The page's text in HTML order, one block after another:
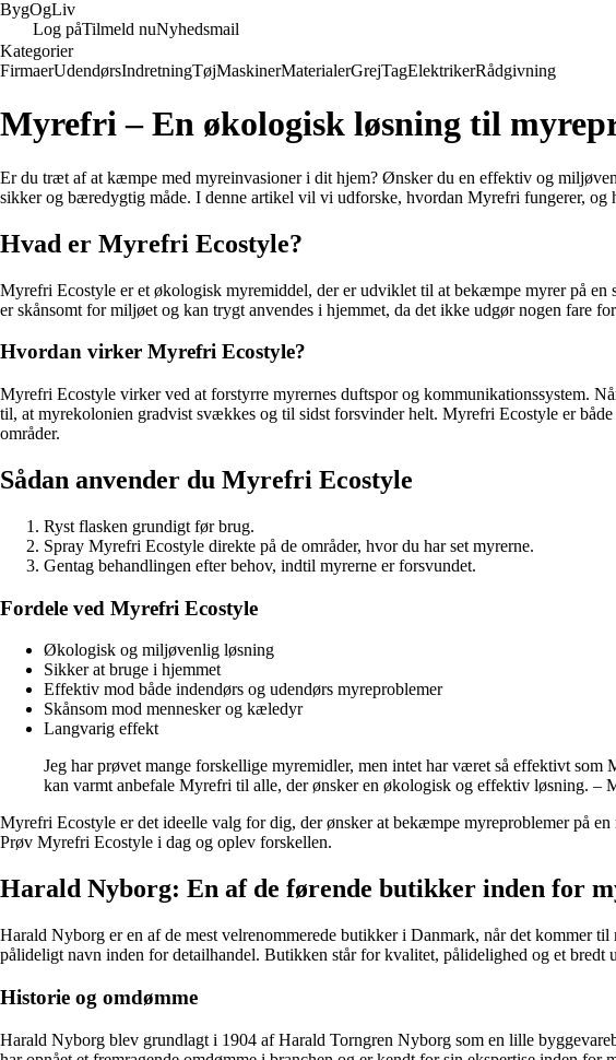
BygOgLiv
Log påTilmeld nuNyhedsmail
Kategorier
FirmaerUdendørsIndretningTøjMaskinerMaterialerGrejTagElektrikerRådgivning
Myrefri – En økologisk løsning til
Er du træt af at kæmpe med myreinvasioner i dit hjem? Ønsker du en effektiv og
sikker og bæredygtig måde. I denne artikel vil vi udforske, hvordan Myrefri fungerer,
Hvad er Myrefri Ecostyle?
Myrefri Ecostyle er et økologisk myremiddel, der er udviklet til at bekæmpe myrer på
er skånsomt for miljøet og kan trygt anvendes i hjemmet, da det ikke udgør nogen fare
Hvordan virker Myrefri Ecostyle?
Myrefri Ecostyle virker ved at forstyrre myrernes duftspor og kommunikationssystem.
til, at myrekolonien gradvist svækkes og til sidst forsvinder helt. Myrefri Ecostyle er
områder.
Sådan anvender du Myrefri Ecostyle
Ryst flasken grundigt før brug.
Spray Myrefri Ecostyle direkte på de områder, hvor du har set myrerne.
Gentag behandlingen efter behov, indtil myrerne er forsvundet.
Fordele ved Myrefri Ecostyle
Økologisk og miljøvenlig løsning
Sikker at bruge i hjemmet
Effektiv mod både indendørs og udendørs myreproblemer
Skånsom mod mennesker og kæledyr
Langvarig effekt
Jeg har prøvet mange forskellige myremidler, men intet har været så effektivt
kan varmt anbefale Myrefri til alle, der ønsker en økologisk og effektiv løsning. –
Myrefri Ecostyle er det ideelle valg for dig, der ønsker at bekæmpe myreproblemer på
Prøv Myrefri Ecostyle i dag og oplev forskellen.
Harald Nyborg: En af de førende butikker inden for
Harald Nyborg er en af de mest velrenommerede butikker i Danmark, når det kommer
pålideligt navn inden for detailhandel. Butikken står for kvalitet, pålidelighed og et bredt
Historie og omdømme
Harald Nyborg blev grundlagt i 1904 af Harald Torngren Nyborg som en lille